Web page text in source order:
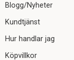
Blogg/Nyheter
Kundtjänst
Hur handlar jag
Köpvillkor